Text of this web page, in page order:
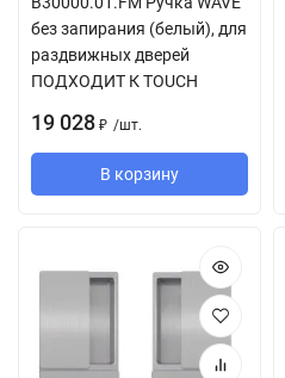
без запирания (белый), для
раздвижных дверей
ПОДХОДИТ К TOUCH
19 028 ₽ /шт.
В корзину